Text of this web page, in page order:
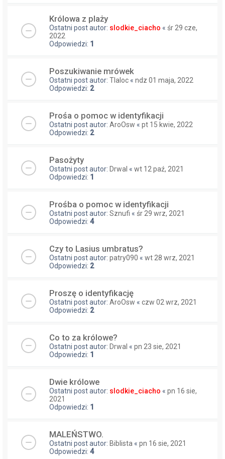
Królowa z plaży
Ostatni post autor: slodkie_ciacho « śr 29 cze,
2022
Odpowiedzi: 1
Poszukiwanie mrówek
Ostatni post autor: Tlaloc « ndz 01 maja, 2022
Odpowiedzi: 2
Prośa o pomoc w identyfikacji
Ostatni post autor: AroOsw « pt 15 kwie, 2022
Odpowiedzi: 2
Pasożyty
Ostatni post autor: Drwal « wt 12 paź, 2021
Odpowiedzi: 1
Prośba o pomoc w identyfikacji
Ostatni post autor: Sznufi « śr 29 wrz, 2021
Odpowiedzi: 4
Czy to Lasius umbratus?
Ostatni post autor: patry090 « wt 28 wrz, 2021
Odpowiedzi: 2
Proszę o identyfikację
Ostatni post autor: AroOsw « czw 02 wrz, 2021
Odpowiedzi: 2
Co to za królowe?
Ostatni post autor: Drwal « pn 23 sie, 2021
Odpowiedzi: 1
Dwie królowe
Ostatni post autor: slodkie_ciacho « pn 16 sie,
2021
Odpowiedzi: 1
MALEŃSTWO.
Ostatni post autor: Biblista « pn 16 sie, 2021
Odpowiedzi: 4